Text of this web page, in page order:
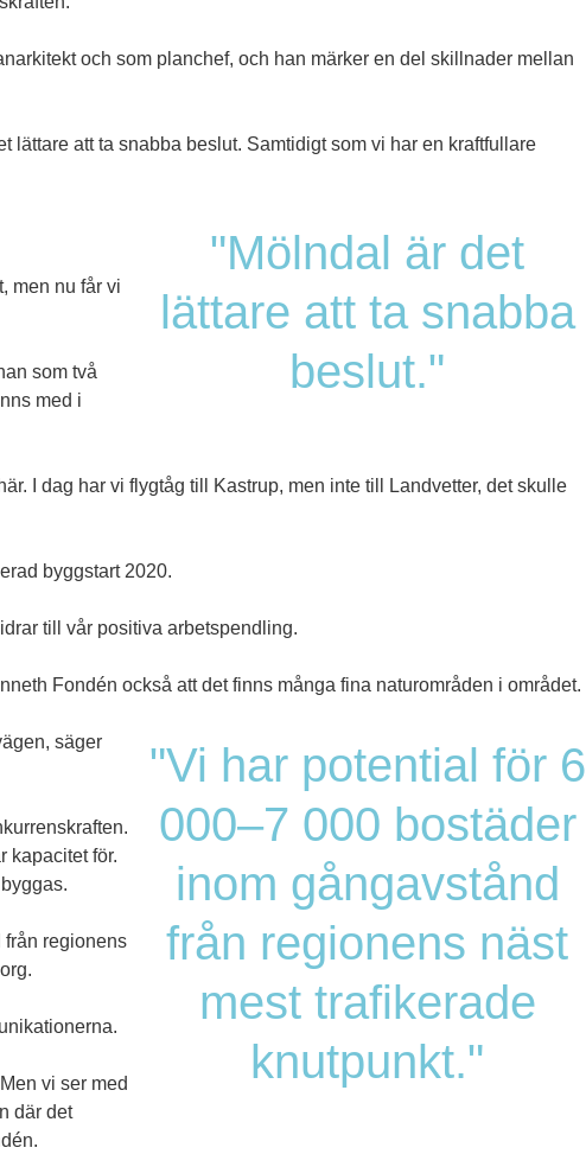
och som planchef, och han märker en del skillnader mellan
lättare att ta snabba beslut. Samtidigt som vi har en kraftfullare
"Mölndal är det
lättare att ta snabba
beslut."
men nu får vi
som två
med i
I dag har vi flygtåg till Kastrup, men inte till Landvetter, det skulle
byggstart 2020.
till vår positiva arbetspendling.
Fondén också att det finns många fina naturområden i området.
"Vi har potential för 6
000–7 000 bostäder
inom gångavstånd
från regionens näst
mest trafikerade
knutpunkt."
säger
kapacitet för.
regionens
vi ser med
där det